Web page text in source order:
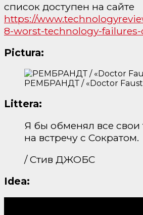
список доступен на сайте
https://
8-worst-technology-
Pictura:
РЕМБРАНДТ / «Doctor
Littera:
Я бы обменял все свои
на встречу с Сократом.
/ Стив ДЖОБС
Idea: